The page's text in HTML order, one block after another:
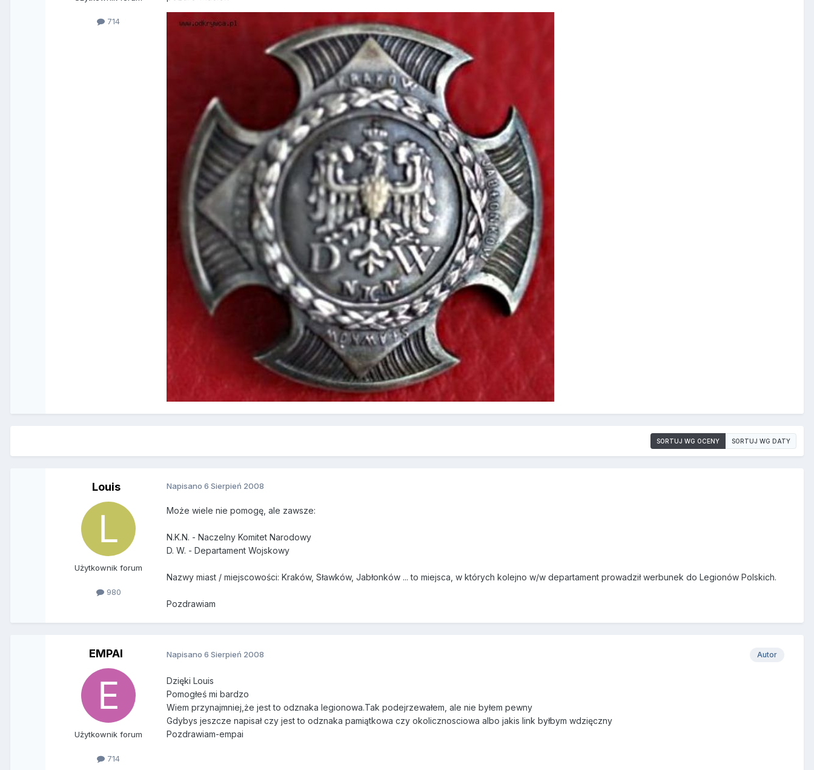
714
SORTUJ WG OCENY SORTUJ WG DATY
Louis
Użytkownik forum
980
Napisano6 Sierpień 2008
Może wiele nie pomogę, ale zawsze:
N.K.N. - Naczelny Komitet Narodowy
D. W. - Departament Wojskowy
Nazwy miast / miejscowości: Kraków, Sławków, Jabłonków ... to miejsca, w których kolejno w/w departament prowadził werbunek do Legionów Polskich.
Pozdrawiam
EMPAI
Użytkownik forum
714
Autor
Napisano6 Sierpień 2008
Dzięki Louis
Pomogłeś mi bardzo
Wiem przynajmniej,że jest to odznaka legionowa.Tak podejrzewałem, ale nie byłem pewny
Gdybys jeszcze napisał czy jest to odznaka pamiątkowa czy okolicznosciowa albo jakis link byłbym wdzięczny
Pozdrawiam-empai